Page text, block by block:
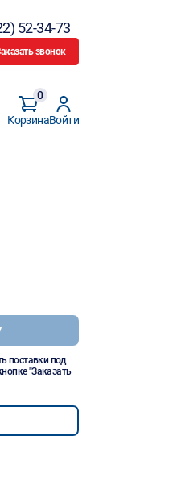
52-34-73
звонок
Корзина
0
Войти
поставки под
"Заказать